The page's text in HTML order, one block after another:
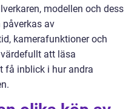
modellen och dess
av
kamerafunktioner och
att läsa
få inblick i hur andra